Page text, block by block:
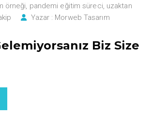
örneği pandemi eğitim süreci uzaktan
Yazar : Morweb Tasarım
Biz Size